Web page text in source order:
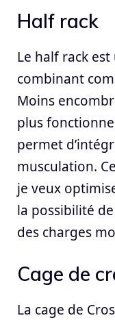
Half rack
Le half rack
combinant
Moins
plus
permet
musculation.
je veux
la possibilité
des charges
Cage de
La cage de